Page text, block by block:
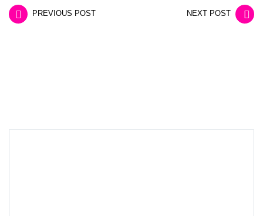
PREVIOUS POST NEXT POST